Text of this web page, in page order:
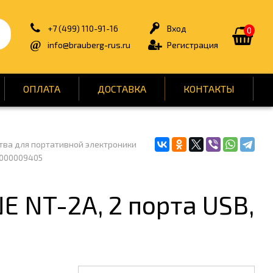
0
Вход
Регистрация
+7 (499) 110-91-16
info@brauberg-rus.ru
ОПЛАТА ДОСТАВКА КОНТАКТЫ
БЫТОВАЯ ТЕХНИКА
КАНЦТОВАРЫ
ОФИС
УПАКОВКА
для портативной электроники
NT-2A, 2 порта USB,